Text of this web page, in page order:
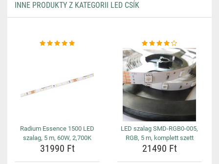
INNE PRODUKTY Z KATEGORII LED CSÍK
Radium Essence 1500 LED
szalag, 5 m, 60W, 2,700K
31990 Ft
LED szalag SMD-RGB0-005,
RGB, 5 m, komplett szett
21490 Ft